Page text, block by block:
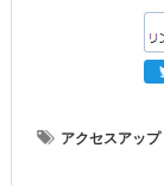
アクセスアップ